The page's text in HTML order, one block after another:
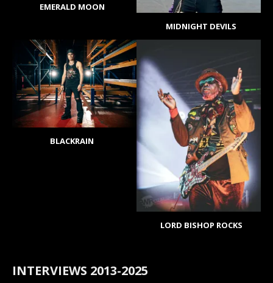
EMERALD MOON
MIDNIGHT DEVILS
BLACKRAIN
LORD BISHOP ROCKS
INTERVIEWS 2013-2025